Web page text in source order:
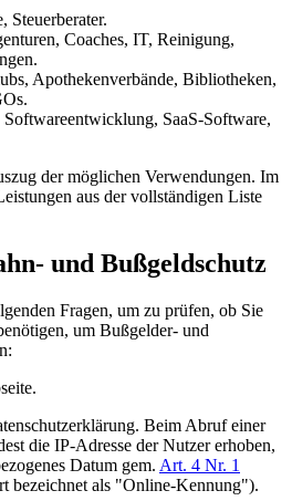
Steuerberater.
Coaches, IT, Reinigung,
Apothekenverbände, Bibliotheken,
Softwareentwicklung, SaaS-Software,
der möglichen Verwendungen. Im
aus der vollständigen Liste
und Bußgeldschutz
Fragen, um zu prüfen, ob Sie
um Bußgelder- und
Beim Abruf einer
die IP-Adresse der Nutzer erhoben,
Datum gem. Art. 4 Nr. 1
bezeichnet als "Online-Kennung").